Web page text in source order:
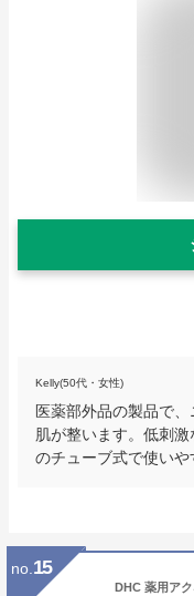
Kelly(50代・女性)
医薬部外品の製品で
肌が整います。低刺
のチューブ式で使いや
no. 15
DHC 薬用ア